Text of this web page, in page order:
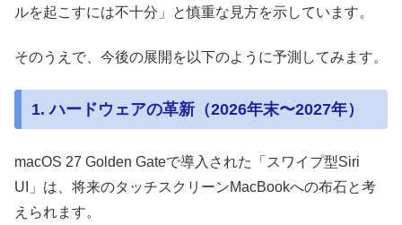
ルを起こすには不十分」と慎重な見方を示しています。
そのうえで、今後の展開を以下のように予測してみます。
1. ハードウェアの革新（2026年末〜2027年）
macOS 27 Golden Gateで導入された「スワイプ型Siri
UI」は、将来のタッチスクリーンMacBookへの布石と考
えられます。